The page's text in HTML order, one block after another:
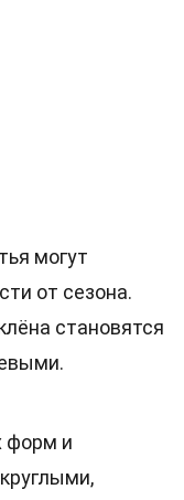
могут
от сезона.
становятся
форм и